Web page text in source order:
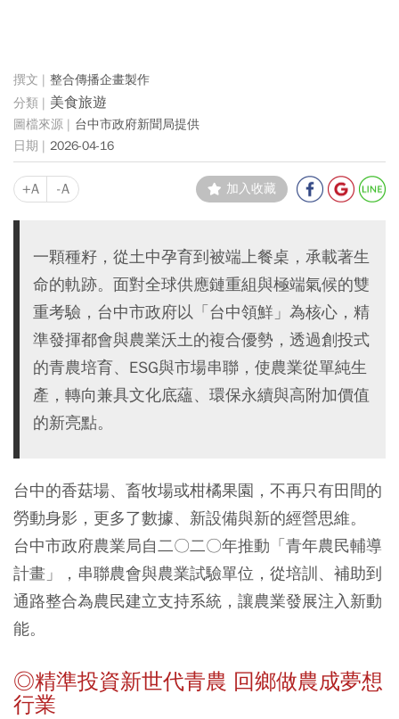
整合傳播企畫製作
美食旅遊
台中市政府新聞局提供
2026-04-16
+A -A 加入收藏
一顆種籽，從土中孕育到被端上餐桌，承載著生
命的軌跡。面對全球供應鏈重組與極端氣候的雙
重考驗，台中市政府以「台中領鮮」為核心，精
準發揮都會與農業沃土的複合優勢，透過創投式
的青農培育、ESG與市場串聯，使農業從單純生
產，轉向兼具文化底蘊、環保永續與高附加價值
的新亮點。
台中的香菇場、畜牧場或柑橘果園，不再只有田間的
勞動身影，更多了數據、新設備與新的經營思維。
台中市政府農業局自二〇二〇年推動「青年農民輔導
計畫」，串聯農會與農業試驗單位，從培訓、補助到
通路整合為農民建立支持系統，讓農業發展注入新動
能。
◎精準投資新世代青農 回鄉做農成夢想
行業